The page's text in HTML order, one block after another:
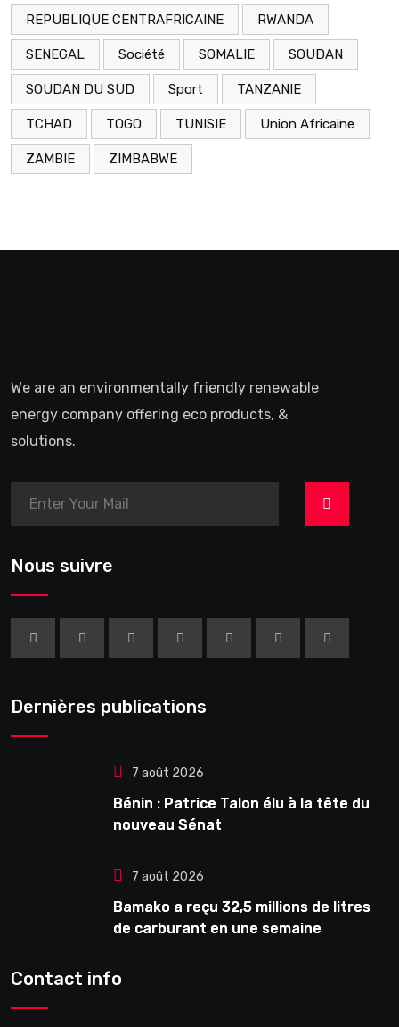
REPUBLIQUE CENTRAFRICAINE RWANDA
SENEGAL Société SOMALIE SOUDAN
SOUDAN DU SUD Sport TANZANIE
TCHAD TOGO TUNISIE Union Africaine
ZAMBIE ZIMBABWE
We are an environmentally friendly renewable
energy company offering eco products, &
solutions.
>
Nous suivre
Dernières publications
7 août 2026
Bénin : Patrice Talon élu à la tête du
nouveau Sénat
7 août 2026
Bamako a reçu 32,5 millions de litres
de carburant en une semaine
Contact info